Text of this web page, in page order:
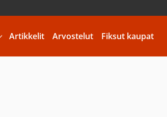
Artikkelit Arvostelut Fiksut kaupat